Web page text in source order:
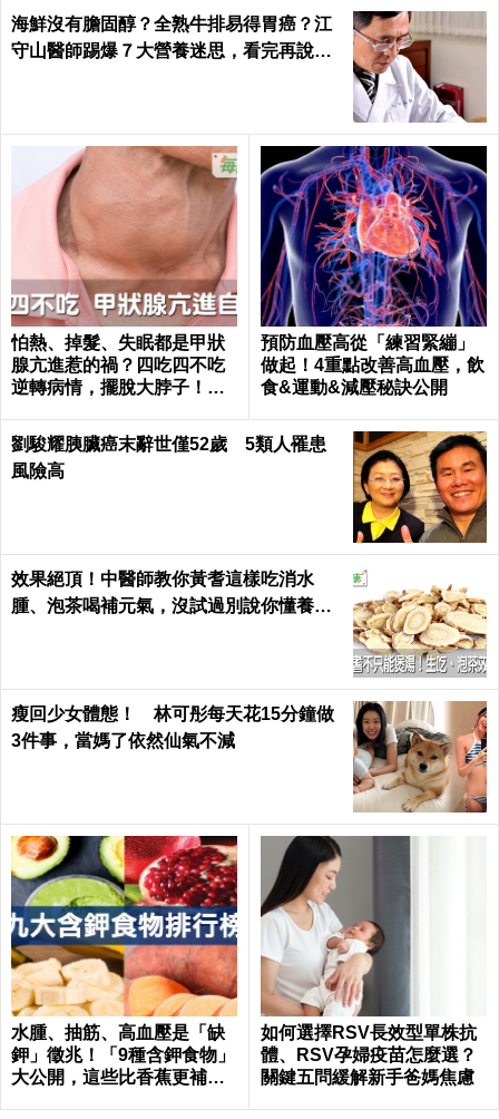
海鮮沒有膽固醇？全熟牛排易得胃癌？江
守山醫師踢爆７大營養迷思，看完再說你
怕熱、掉髮、失眠都是甲狀
腺亢進惹的禍？四吃四不吃
逆轉病情，擺脫大脖子！｜
預防血壓高從「練習緊繃」
做起！4重點改善高血壓，飲
食&運動&減壓秘訣公開
劉駿耀胰臟癌末辭世僅52歲 5類人罹患
風險高
效果絕頂！中醫師教你黃耆這樣吃消水
腫、泡茶喝補元氣，沒試過別說你懂養生
瘦回少女體態！ 林可彤每天花15分鐘做
3件事，當媽了依然仙氣不減
水腫、抽筋、高血壓是「缺
鉀」徵兆！「9種含鉀食物」
大公開，這些比香蕉更補鉀
如何選擇RSV長效型單株抗
體、RSV孕婦疫苗怎麼選？
關鍵五問緩解新手爸媽焦慮